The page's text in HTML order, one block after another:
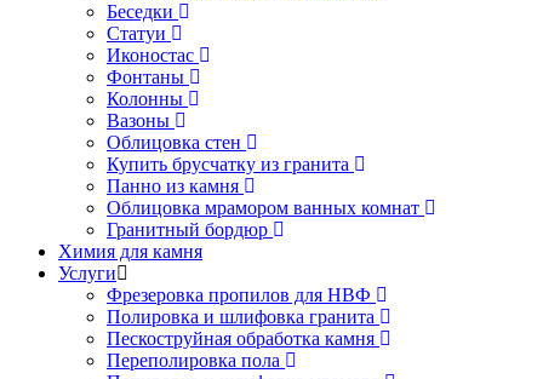
Беседки
Статуи
Иконостас
Фонтаны
Колонны
Вазоны
Облицовка стен
Купить брусчатку из гранита
Панно из камня
Облицовка мрамором ванных комнат
Гранитный бордюр
Химия для камня
Услуги
Фрезеровка пропилов для НВФ
Полировка и шлифовка гранита
Пескоструйная обработка камня
Переполировка пола